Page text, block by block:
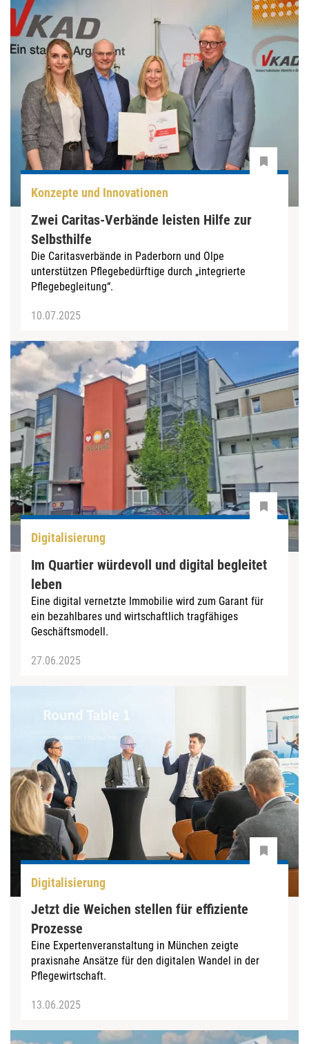
Konzepte und Innovationen
Zwei Caritas-Verbände leisten Hilfe zur
Selbsthilfe
Die Caritasverbände in Paderborn und Olpe
unterstützen ­Pflegebedürftige durch „integrierte
Pflegebegleitung“.
10.07.2025
Digitalisierung
Im Quartier würdevoll und digital begleitet
leben
Eine digital vernetzte Immobilie wird zum Garant für
ein bezahlbares und wirtschaftlich tragfähiges
Geschäftsmodell.
27.06.2025
Digitalisierung
Jetzt die Weichen stellen für effiziente
Prozesse
Eine Expertenveranstaltung in München zeigte
praxisnahe Ansätze für den digitalen Wandel in der
Pflegewirtschaft.
13.06.2025